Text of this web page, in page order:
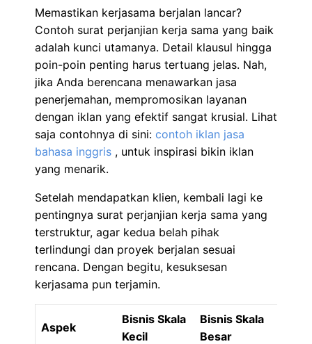
Memastikan kerjasama berjalan lancar?
Contoh surat perjanjian kerja sama yang baik
adalah kunci utamanya. Detail klausul hingga
poin-poin penting harus tertuang jelas. Nah,
jika Anda berencana menawarkan jasa
penerjemahan, mempromosikan layanan
dengan iklan yang efektif sangat krusial. Lihat
saja contohnya di sini: contoh iklan jasa
bahasa inggris , untuk inspirasi bikin iklan
yang menarik.
Setelah mendapatkan klien, kembali lagi ke
pentingnya surat perjanjian kerja sama yang
terstruktur, agar kedua belah pihak
terlindungi dan proyek berjalan sesuai
rencana. Dengan begitu, kesuksesan
kerjasama pun terjamin.
Aspek
Bisnis Skala
Kecil
Bisnis Skala
Besar